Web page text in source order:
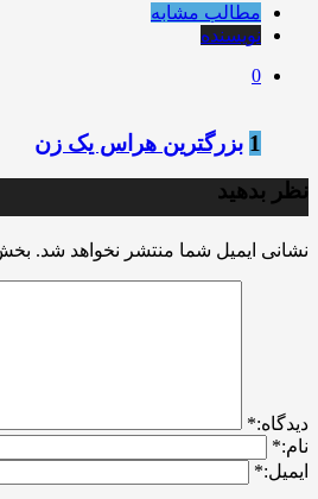
مطالب مشابه
نویسنده
0
1 بزرگترین هراس یک زن
نظر بدهید
نشانی ایمیل شما منتشر نخواهد شد.
ديدگاه:*
نام:*
ایمیل:*